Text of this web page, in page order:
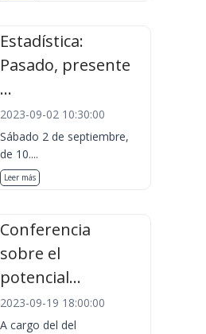
Estadística:
Pasado, presente
...
2023-09-02 10:30:00
Sábado 2 de septiembre,
de 10....
Leer más
Conferencia
sobre el
potencial...
2023-09-19 18:00:00
A cargo del del